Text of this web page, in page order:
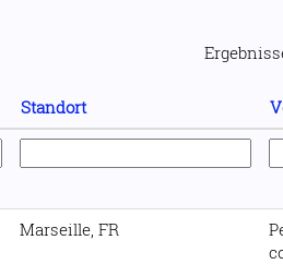
Standort
Marseille, FR